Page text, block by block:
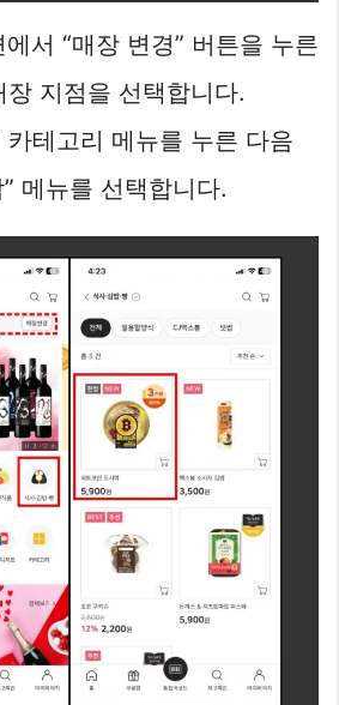
서 “매장 변경” 버튼을 누른
지점을 선택합니다.
카테고리 메뉴를 누른 다음
메뉴를 선택합니다.